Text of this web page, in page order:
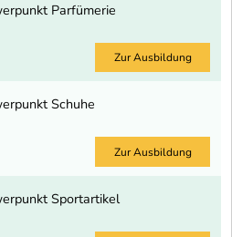
Parfümerie
Zur Ausbildung
Schuhe
Zur Ausbildung
Sportartikel